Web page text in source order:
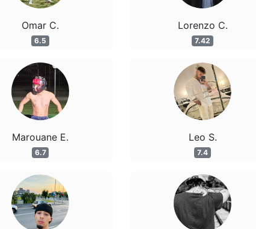
Omar C.
6.5
Marouane E.
6.7
Lorenzo C.
7.42
Leo S.
7.4